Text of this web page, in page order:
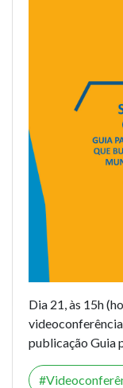
Dia 21, às 15h
publicação Guia